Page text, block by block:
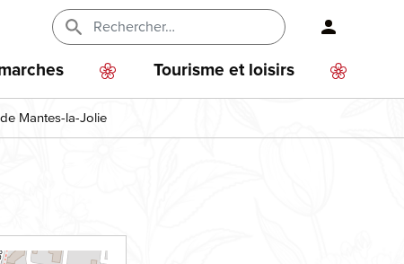
En-
tête
-
Tourisme et loisirs
Mantes-la-Jolie